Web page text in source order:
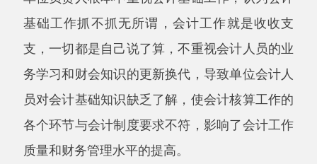
(三)相关部门监督检查力度不够。我们有些
主管部门没有负起监督、检查的责任，因此这些
单位的会计工作实际上处于长期无人监管的状
态，会计基础工作是否规范、会计核算工作程序
是否符合要求、财务会计制度是否健全无人过